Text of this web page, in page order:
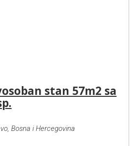
stan 57m2 sa
Bosna i Hercegovina